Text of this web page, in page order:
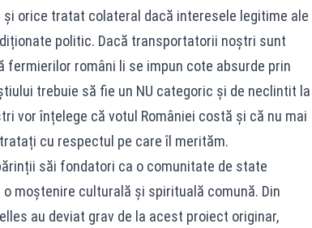
și orice tratat colateral dacă interesele legitime ale
politic. Dacă transportatorii noștri sunt
fermierilor români li se impun cote absurde prin
trebuie să fie un NU categoric și de neclintit la
vor înțelege că votul României costă și că nu mai
cu respectul pe care îl merităm.
săi fondatori ca o comunitate de state
moștenire culturală și spirituală comună. Din
au deviat grav de la acest proiect originar,